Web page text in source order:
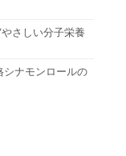
やさしい分子栄養
シナモンロールの